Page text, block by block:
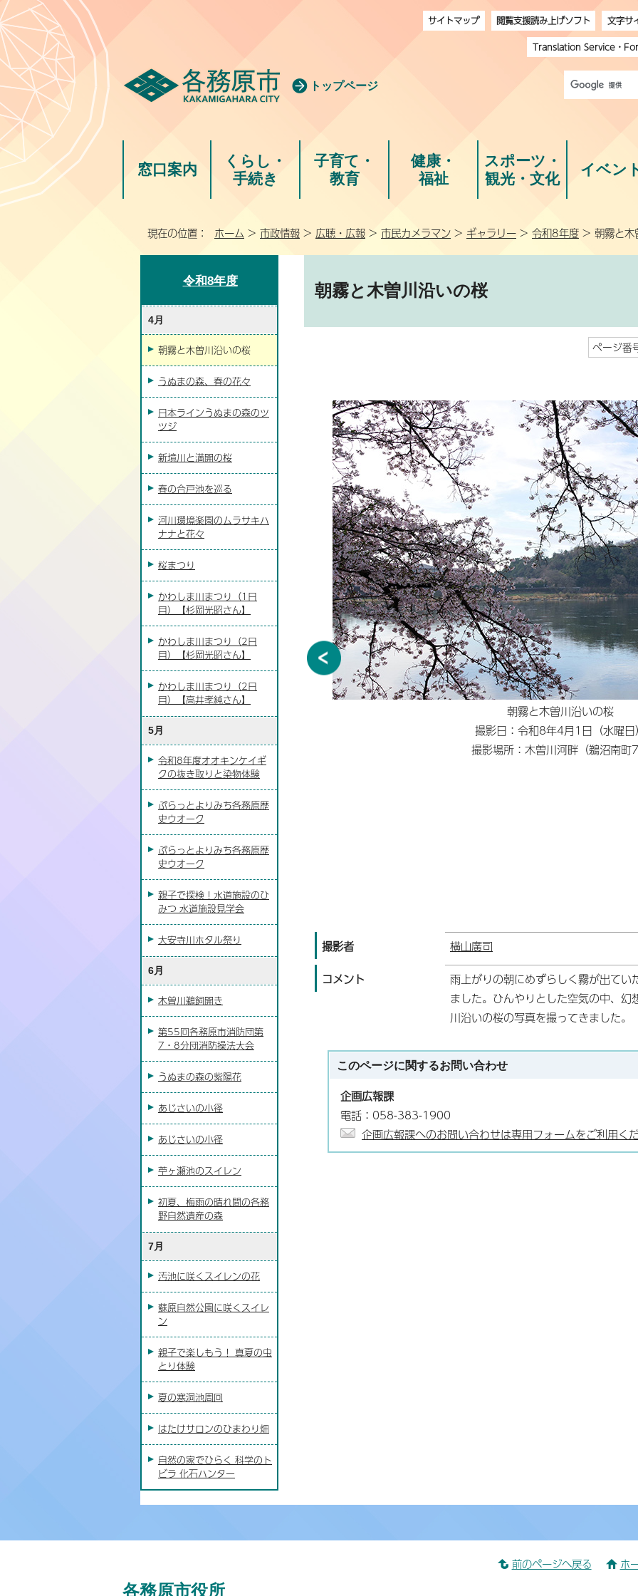
トップページ
サイトマップ 閲覧支援読み上げソフト
文字サ
Translation Service・
窓口案内
くらし・
手続き
子育て・
教育
健康・
福祉
スポーツ・
観光・文化
イベン
現在の位置： ホーム > 市政情報 > 広聴・広報 > 市民カメラマン > ギャラリー > 令和8年度 > 朝霧と木
朝霧と木曽川沿いの桜
ページ
朝霧と木曽川沿いの桜
撮影日：令和8年4月1日（水曜日
撮影場所：木曽川河畔（鵜沼南町
撮影者
横山廣司
コメント
雨上がりの朝にめずらしく霧が出て
ました。ひんやりとした空気の中、
川沿いの桜の写真を撮ってきました。
このページに関するお問い合わせ
企画広報課
電話：058-383-1900
企画広報課へのお問い合わせは専用フォームをご利用く
令和8年度
4月
朝霧と木曽川沿いの桜
うぬまの森、春の花々
日本ラインうぬまの森のツ
ツジ
新境川と満開の桜
春の合戸池を巡る
河川環境楽園のムラサキハ
ナナと花々
桜まつり
かわしま川まつり（1日
目）【杉岡光昭さん】
かわしま川まつり（2日
目）【杉岡光昭さん】
かわしま川まつり（2日
目）【高井孝純さん】
5月
令和8年度オオキンケイギ
クの抜き取りと染物体験
ぷらっとよりみち各務原歴
史ウオーク
ぷらっとよりみち各務原歴
史ウオーク
親子で探検！水道施設のひ
みつ 水道施設見学会
大安寺川ホタル祭り
6月
木曽川鵜飼開き
第55回各務原市消防団第
7・8分団消防操法大会
うぬまの森の紫陽花
あじさいの小径
あじさいの小径
苧ヶ瀬池のスイレン
初夏、梅雨の晴れ間の各務
野自然遺産の森
7月
汚池に咲くスイレンの花
蘇原自然公園に咲くスイレ
ン
親子で楽しもう！ 真夏の虫
とり体験
夏の寒洞池周回
はたけサロンのひまわり畑
自然の家でひらく 科学のト
ビラ 化石ハンター
前のページへ戻る ホ
各務原市役所